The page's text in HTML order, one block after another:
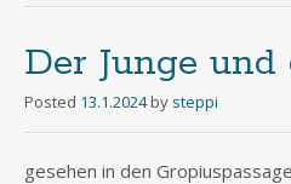
Der Junge
Posted 13.1.2024 by steppi
gesehen in den